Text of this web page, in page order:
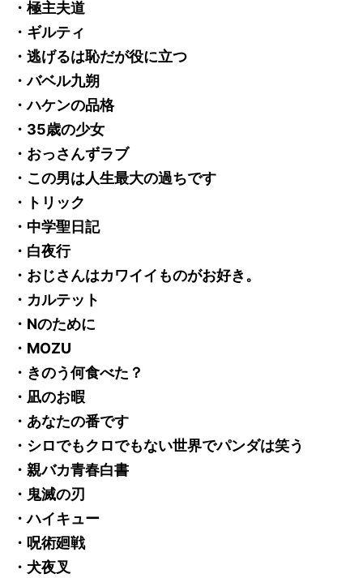
・極主夫道
・ギルティ
・逃げるは恥だが役に立つ
・バベル九朔
・ハケンの品格
・35歳の少女
・おっさんずラブ
・この男は人生最大の過ちです
・トリック
・中学聖日記
・白夜行
・おじさんはカワイイものがお好き。
・カルテット
・Nのために
・MOZU
・きのう何食べた？
・凪のお暇
・あなたの番です
・シロでもクロでもない世界でパンダは笑う
・親バカ青春白書
・鬼滅の刃
・ハイキュー
・呪術廻戦
・犬夜叉